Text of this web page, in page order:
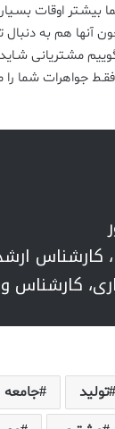
بیشـتر اوقات
هم به دنبال
مشـتریانی
و فقـط جواهرات شما
کارشناس
تولید جامعه